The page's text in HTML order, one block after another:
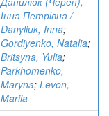
Інна Петрівна /
Danyliuk, Inna;
Gordiyenko, Natalia;
Britsyna, Yulia;
Parkhomenko,
Maryna; Levon,
Mariia